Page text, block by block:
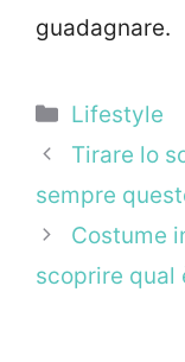
guadagnare.
Categorie
Lifestyle
Tirare lo
sempre
Costume
scoprire qual